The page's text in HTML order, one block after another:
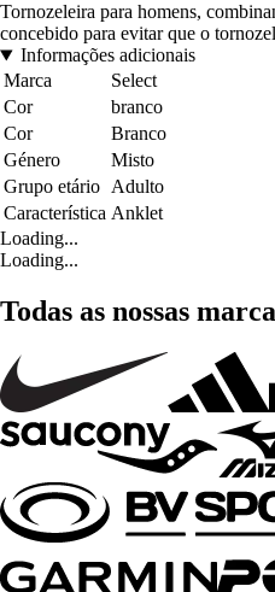
Tornozeleira para homens,
concebido para evitar que o
Informações adicionais
Marca
Select
Cor
branco
Cor
Branco
Género
Misto
Grupo etário Adulto
Característica Anklet
Loading...
Loading...
Todas as nossas